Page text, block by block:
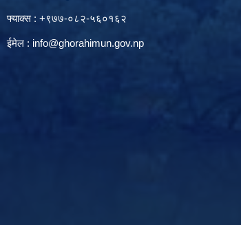
फ्याक्स : +९७७-०८२-५६०१६२
ईमेल : info@ghorahimun.gov.np